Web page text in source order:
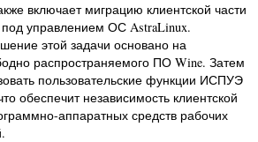
включает миграцию клиентской части
управлением ОС AstraLinux.
этой задачи основано на
распространяемого ПО Wine. Затем
пользовательские функции ИСПУЭ
обеспечит независимость клиентской
аппаратных средств рабочих